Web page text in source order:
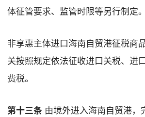
体征管要求、监管时限等另行制定。
非享惠主体进口海南自贸港征税商
关按照规定依法征收进口关税、进
费税。
第十三条 由境外进入海南自贸港，